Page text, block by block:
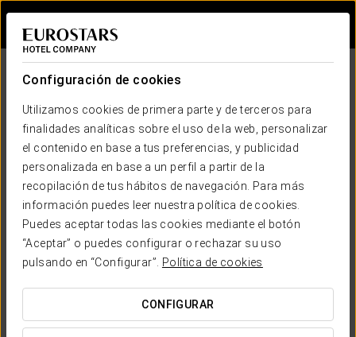
Configuración de cookies
Utilizamos cookies de primera parte y de terceros para
finalidades analíticas sobre el uso de la web, personalizar
el contenido en base a tus preferencias, y publicidad
personalizada en base a un perfil a partir de la
recopilación de tus hábitos de navegación. Para más
información puedes leer nuestra política de cookies.
Puedes aceptar todas las cookies mediante el botón
“Aceptar” o puedes configurar o rechazar su uso
pulsando en “Configurar”.
Política de cookies
CONFIGURAR
EUROSTARS PRESENTA
Travel Rooms
Miradas by Eurostars Hotels
Bonjour Paris Reach the top
Cuadernos de